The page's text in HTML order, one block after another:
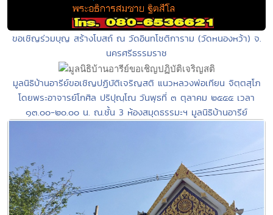
ขอเชิญร่วมบุญ สร้างโบสถ์ ณ วัดอินทโชติการาม (วัดหนองหว้า) จ.
นครศรีธรรมราช
มูลนิธิบ้านอารีย์ขอเชิญปฏิบัติเจริญสติ แนวหลวงพ่อเทียน จิตฺตสุโภ
โดยพระอาจารย์โกศิล ปริปุณฺโณ วันพุธที่ ๓ ตุลาคม ๒๕๕๕ เวลา
๑๓.๐๐-๒๐.๐๐ น. ณ.ชั้น 3 ห้องสมุดธรรมะฯ มูลนิธิบ้านอารีย์